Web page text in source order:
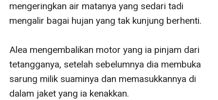
mengeringkan air matanya yang sedari tadi
mengalir bagai hujan yang tak kunjung berhenti.
Alea mengembalikan motor yang ia pinjam dari
tetangganya, setelah sebelumnya dia membuka
sarung milik suaminya dan memasukkannya di
dalam jaket yang ia kenakkan.